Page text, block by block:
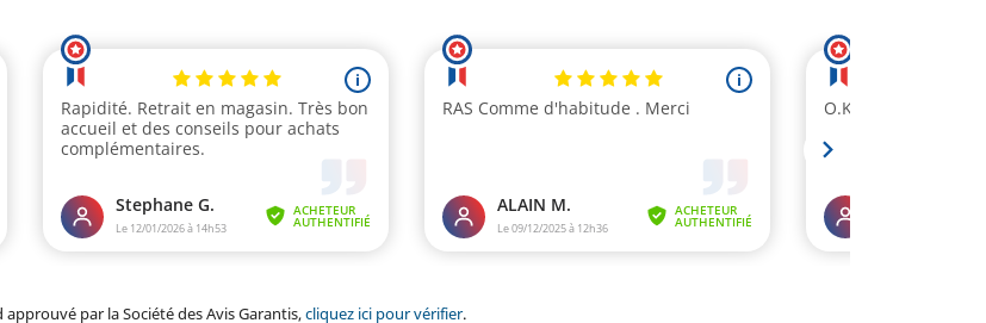
approuvé par la Société des Avis Garantis,cliquez ici pour vérifier.